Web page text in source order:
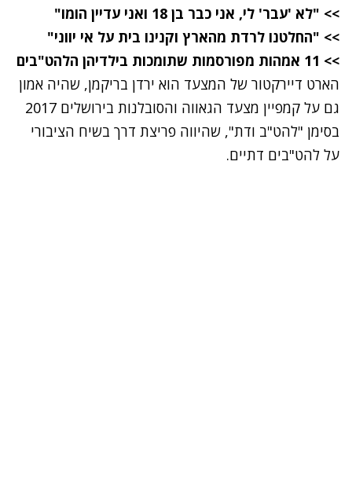
>> "לא 'עבר' לי, אני כבר בן 18 ואני עדיין הומו"
>> "החלטנו לרדת מהארץ וקנינו בית על אי יווני"
>> 11 אמהות מפורסמות שתומכות בילדיהן הלהט"בים
הארט דיירקטור של המצעד הוא ירדן בריקמן, שהיה אמון
גם על קמפיין מצעד הגאווה והסובלנות בירושלים 2017
בסימן "להט"ב ודת", שהיווה פריצת דרך בשיח הציבורי
על להט"בים דתיים.